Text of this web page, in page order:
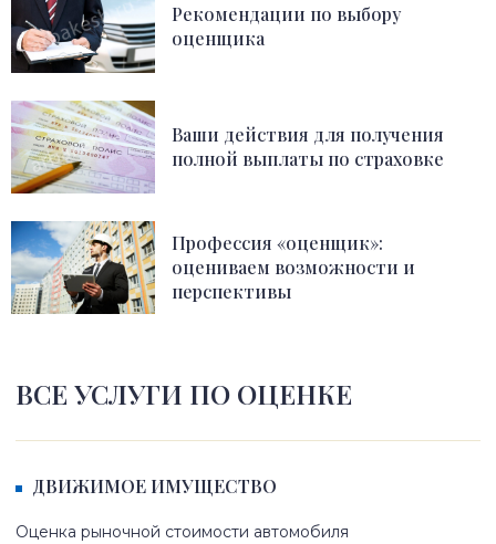
Рекомендации по выбору
оценщика
Ваши действия для получения
полной выплаты по страховке
Профессия «оценщик»:
оцениваем возможности и
перспективы
ВСЕ УСЛУГИ ПО ОЦЕНКЕ
ДВИЖИМОЕ ИМУЩЕСТВО
Оценка рыночной стоимости автомобиля